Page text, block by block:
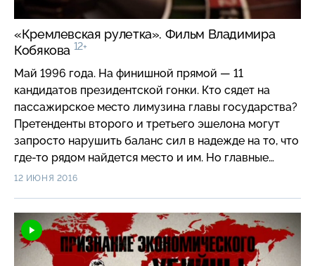
«Кремлевская рулетка». Фильм Владимира
Кобякова 12+
Май 1996 года. На финишной прямой — 11
кандидатов президентской гонки. Кто сядет на
пассажирское место лимузина главы государства?
Претенденты второго и третьего эшелона могут
запросто нарушить баланс сил в надежде на то, что
где-то рядом найдется место и им. Но главные
соперники — Ельцин и Зюганов. У обоих
результаты соцопросов. Хронологию борьбы
можно восстановить по дням, но участники до сих
пор вспоминают об эпизодах, которые оставались
12 ИЮНЯ 2016